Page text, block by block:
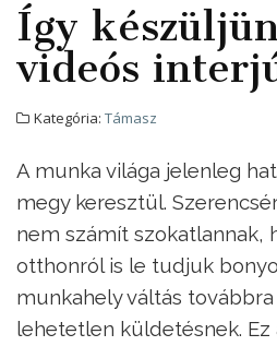
Így
videós
Kategória: Támasz
A munka világa jelenleg
megy keresztül.
nem számít szokatlannak,
otthonról is le tudjuk
munkahely váltás
lehetetlen küldetésnek. Ez